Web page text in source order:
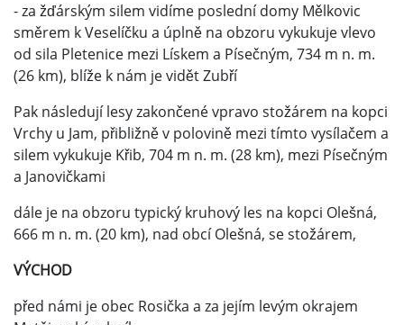
- za žďárským silem vidíme poslední domy Mělkovic
směrem k Veselíčku a úplně na obzoru vykukuje vlevo
od sila Pletenice mezi Lískem a Písečným, 734 m n. m.
(26 km), blíže k nám je vidět Zubří
Pak následují lesy zakončené vpravo stožárem na kopci
Vrchy u Jam, přibližně v polovině mezi tímto vysílačem a
silem vykukuje Křib, 704 m n. m. (28 km), mezi Písečným
a Janovičkami
dále je na obzoru typický kruhový les na kopci Olešná,
666 m n. m. (20 km), nad obcí Olešná, se stožárem,
VÝCHOD
před námi je obec Rosička a za jejím levým okrajem